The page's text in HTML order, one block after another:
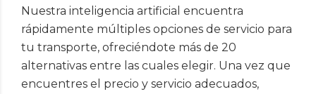
Nuestra inteligencia artificial encuentra
rápidamente múltiples opciones de servicio para
tu transporte, ofreciéndote más de 20
alternativas entre las cuales elegir. Una vez que
encuentres el precio y servicio adecuados,